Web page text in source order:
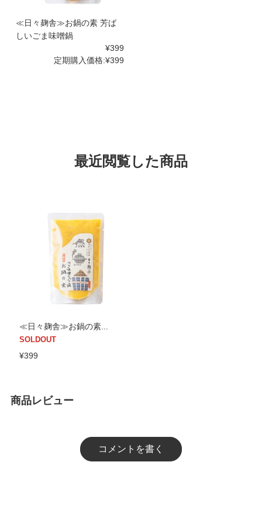
≪日々麹舎≫お鍋の素 芳ば
しいごま味噌鍋
¥399
定期購入価格:¥399
最近閲覧した商品
≪日々麹舎≫お鍋の素...
SOLDOUT
¥399
商品レビュー
コメントを書く